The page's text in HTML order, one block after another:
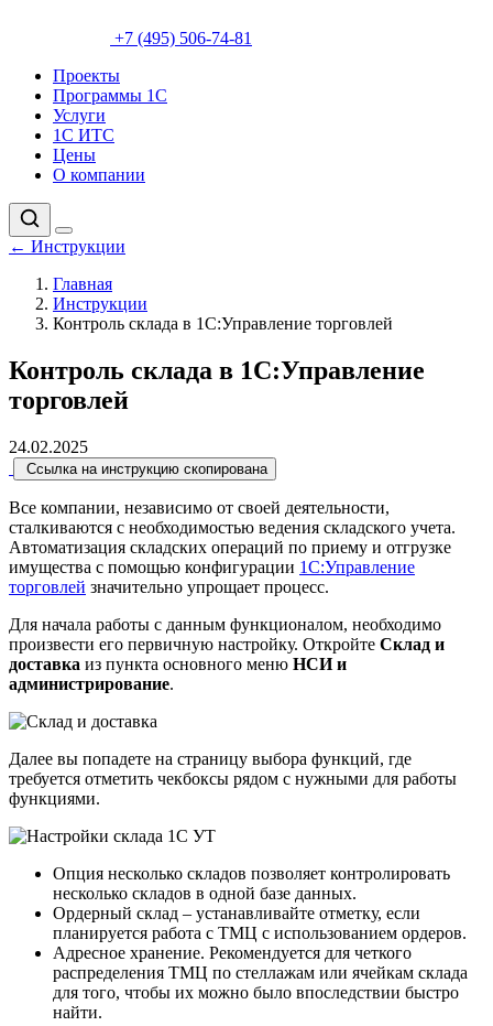
+7 (495) 506-74-81
Проекты
Программы 1С
Услуги
1С ИТС
Цены
О компании
← Инструкции
Главная
Инструкции
Контроль склада в 1С:Управление торговлей
Контроль склада в 1С:Управление
торговлей
24.02.2025
Ссылка на инструкцию скопирована
Все компании, независимо от своей деятельности,
сталкиваются с необходимостью ведения складского учета.
Автоматизация складских операций по приему и отгрузке
имущества с помощью конфигурации 1С:Управление
торговлей значительно упрощает процесс.
Для начала работы с данным функционалом, необходимо
произвести его первичную настройку. Откройте Склад и
доставка из пункта основного меню НСИ и
администрирование.
Далее вы попадете на страницу выбора функций, где
требуется отметить чекбоксы рядом с нужными для работы
функциями.
Опция несколько складов позволяет контролировать
несколько складов в одной базе данных.
Ордерный склад – устанавливайте отметку, если
планируется работа с ТМЦ с использованием ордеров.
Адресное хранение. Рекомендуется для четкого
распределения ТМЦ по стеллажам или ячейкам склада
для того, чтобы их можно было впоследствии быстро
найти.